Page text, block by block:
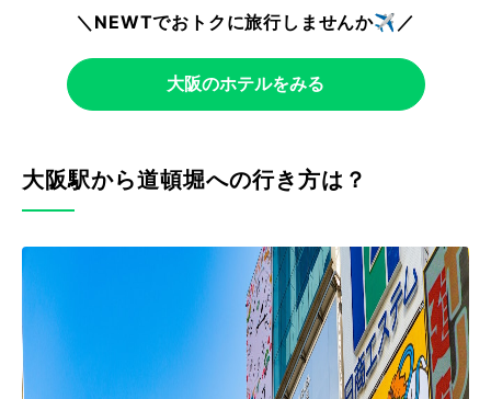
＼NEWTでおトクに旅行しませんか✈️／
大阪のホテルをみる
大阪駅から道頓堀への行き方は？